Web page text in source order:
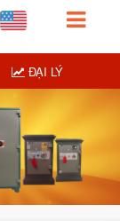
ĐẠI LÝ